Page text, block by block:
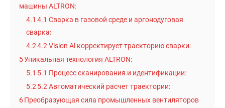
машины ALTRON:
4.1 4.1 Сварка в газовой среде и аргонодуговая
сварка:
4.24.2 Vision Al корректирует траекторию сварки:
5Уникальная технология ALTRON:
5.1 5.1 Процесс сканирования и идентификации:
5.25.2 Автоматический расчет траектории:
6Преобразующая сила промышленных вентиляторов